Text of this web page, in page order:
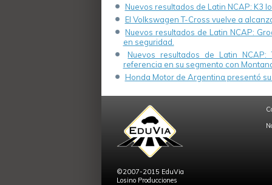
Nuevos resultados de Latin NCAP: K3
El Volkswagen T-Cross vuelve a
Nuevos resultados de Latin NCAP:
en seguridad.
Nuevos resultados de Latin
referencia en su segmento con
Honda Motor de Argentina presentó
©2007-2015 EduVia
Losino Producciones